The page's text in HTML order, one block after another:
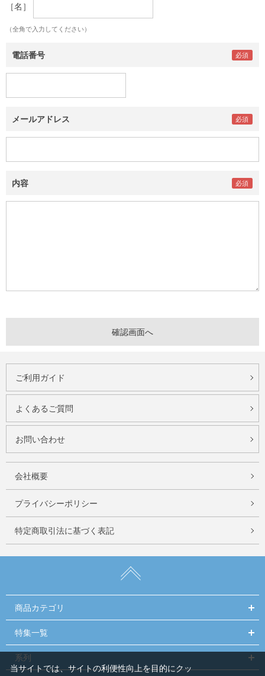
［名］
（全角で入力してください）
電話番号
メールアドレス
内容
ご利用ガイド
よくあるご質問
お問い合わせ
会社概要
プライバシーポリシー
特定商取引法に基づく表記
商品カテゴリ
特集一覧
系列
当サイトでは、サイトの利便性向上を目的にクッ